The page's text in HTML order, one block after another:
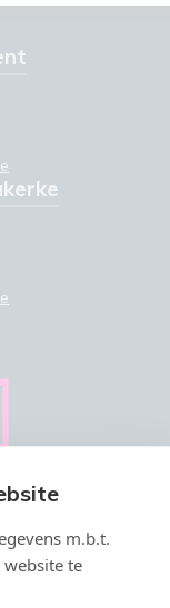
m.b.t.
website te